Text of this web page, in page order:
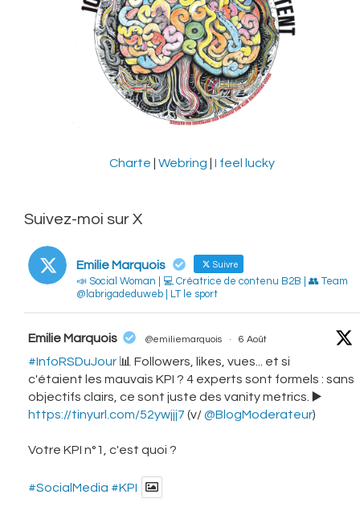
Charte Webring I feel lucky
Suivez-moi sur X
Emilie Marquois Suivre
📣 Social Woman | 💻 Créatrice de contenu B2B | 👥 Team
@labrigadeduweb | LT le sport
Emilie Marquois @emiliemarquois · 6 Août
#InfoRSDuJour 📊 Followers, likes, vues... et si
c'étaient les mauvais KPI ? 4 experts sont formels : sans
objectifs clairs, ce sont juste des vanity metrics. ▶️
https://tinyurl.com/52ywjjj7 (v/@BlogModerateur)
Votre KPI n°1, c'est quoi ?
#SocialMedia #KPI